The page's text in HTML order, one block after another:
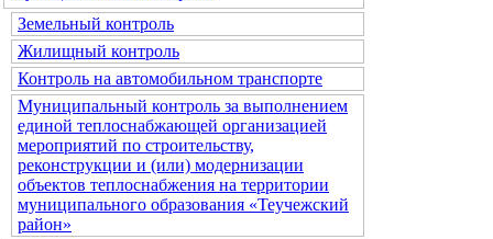
Земельный контроль
Жилищный контроль
Контроль на автомобильном транспорте
Муниципальный контроль за выполнением
единой теплоснабжающей организацией
мероприятий по строительству,
реконструкции и (или) модернизации
объектов теплоснабжения на территории
муниципального образования «Теучежский
район»